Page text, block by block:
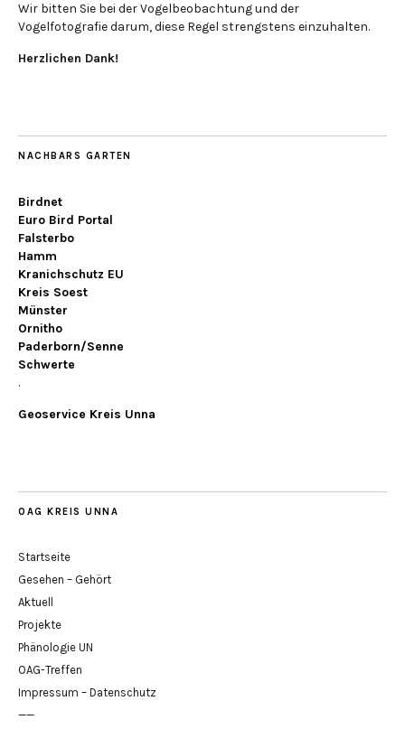
Wir bitten Sie bei der Vogelbeobachtung und der
Vogelfotografie darum, diese Regel strengstens einzuhalten.
Herzlichen Dank!
NACHBARS GARTEN
Birdnet
Euro Bird Portal
Falsterbo
Hamm
Kranichschutz EU
Kreis Soest
Münster
Ornitho
Paderborn/Senne
Schwerte
.
Geoservice Kreis Unna
OAG KREIS UNNA
Startseite
Gesehen – Gehört
Aktuell
Projekte
Phänologie UN
OAG-Treffen
Impressum – Datenschutz
——